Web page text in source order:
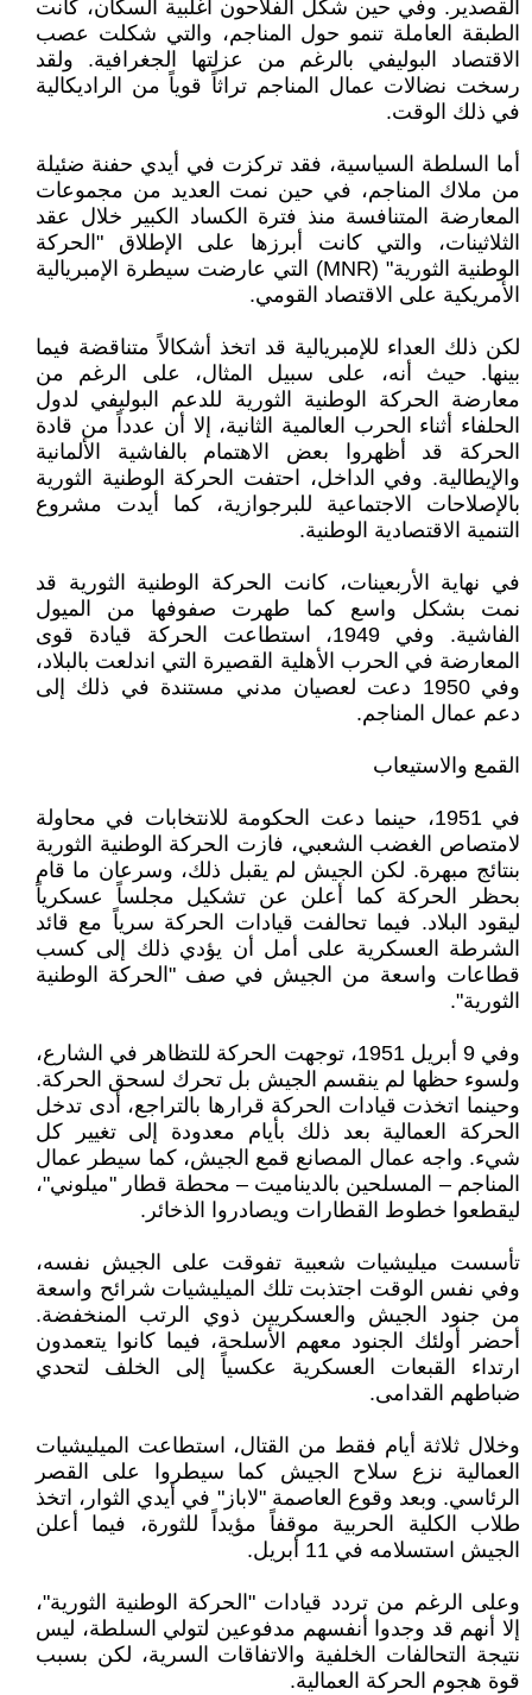
القصدير. وفي حين شكل الفلاحون أغلبية السكان، كانت
الطبقة العاملة تنمو حول المناجم، والتي شكلت عصب
الاقتصاد البوليفي بالرغم من عزلتها الجغرافية. ولقد
رسخت نضالات عمال المناجم تراثاً قوياً من الراديكالية
في ذلك الوقت.
أما السلطة السياسية، فقد تركزت في أيدي حفنة ضئيلة
من ملاك المناجم، في حين نمت العديد من مجموعات
المعارضة المتنافسة منذ فترة الكساد الكبير خلال عقد
الثلاثينات، والتي كانت أبرزها على الإطلاق "الحركة
الوطنية الثورية" (MNR) التي عارضت سيطرة الإمبريالية
الأمريكية على الاقتصاد القومي.
لكن ذلك العداء للإمبريالية قد اتخذ أشكالاً متناقضة فيما
بينها. حيث أنه، على سبيل المثال، على الرغم من
معارضة الحركة الوطنية الثورية للدعم البوليفي لدول
الحلفاء أثناء الحرب العالمية الثانية، إلا أن عدداً من قادة
الحركة قد أظهروا بعض الاهتمام بالفاشية الألمانية
والإيطالية. وفي الداخل، احتفت الحركة الوطنية الثورية
بالإصلاحات الاجتماعية للبرجوازية، كما أيدت مشروع
التنمية الاقتصادية الوطنية.
في نهاية الأربعينات، كانت الحركة الوطنية الثورية قد
نمت بشكل واسع كما طهرت صفوفها من الميول
الفاشية. وفي 1949، استطاعت الحركة قيادة قوى
المعارضة في الحرب الأهلية القصيرة التي اندلعت بالبلاد،
وفي 1950 دعت لعصيان مدني مستندة في ذلك إلى
دعم عمال المناجم.
القمع والاستيعاب
في 1951، حينما دعت الحكومة للانتخابات في محاولة
لامتصاص الغضب الشعبي، فازت الحركة الوطنية الثورية
بنتائج مبهرة. لكن الجيش لم يقبل ذلك، وسرعان ما قام
بحظر الحركة كما أعلن عن تشكيل مجلساً عسكرياً
ليقود البلاد. فيما تحالفت قيادات الحركة سرياً مع قائد
الشرطة العسكرية على أمل أن يؤدي ذلك إلى كسب
قطاعات واسعة من الجيش في صف "الحركة الوطنية
الثورية".
وفي 9 أبريل 1951، توجهت الحركة للتظاهر في الشارع،
ولسوء حظها لم ينقسم الجيش بل تحرك لسحق الحركة.
وحينما اتخذت قيادات الحركة قرارها بالتراجع، أدى تدخل
الحركة العمالية بعد ذلك بأيام معدودة إلى تغيير كل
شيء. واجه عمال المصانع قمع الجيش، كما سيطر عمال
المناجم – المسلحين بالديناميت – محطة قطار "ميلوني"،
ليقطعوا خطوط القطارات ويصادروا الذخائر.
تأسست ميليشيات شعبية تفوقت على الجيش نفسه،
وفي نفس الوقت اجتذبت تلك الميليشيات شرائح واسعة
من جنود الجيش والعسكريين ذوي الرتب المنخفضة.
أحضر أولئك الجنود معهم الأسلحة، فيما كانوا يتعمدون
ارتداء القبعات العسكرية عكسياً إلى الخلف لتحدي
ضباطهم القدامى.
وخلال ثلاثة أيام فقط من القتال، استطاعت الميليشيات
العمالية نزع سلاح الجيش كما سيطروا على القصر
الرئاسي. وبعد وقوع العاصمة "لاباز" في أيدي الثوار، اتخذ
طلاب الكلية الحربية موقفاً مؤيداً للثورة، فيما أعلن
الجيش استسلامه في 11 أبريل.
وعلى الرغم من تردد قيادات "الحركة الوطنية الثورية"،
إلا أنهم قد وجدوا أنفسهم مدفوعين لتولي السلطة، ليس
نتيجة التحالفات الخلفية والاتفاقات السرية، لكن بسبب
قوة هجوم الحركة العمالية.